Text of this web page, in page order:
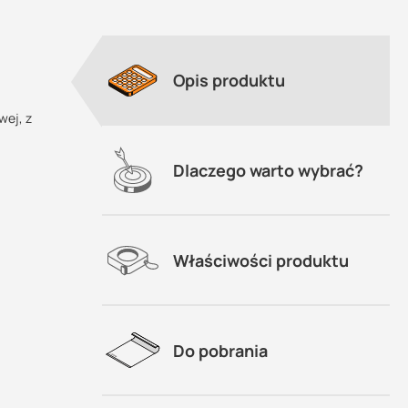
z
Opis produktu
Dlaczego warto wybrać?
Właściwości produktu
Do pobrania